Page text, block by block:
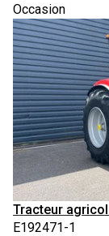
Occasion
Tracteur
E192471-1